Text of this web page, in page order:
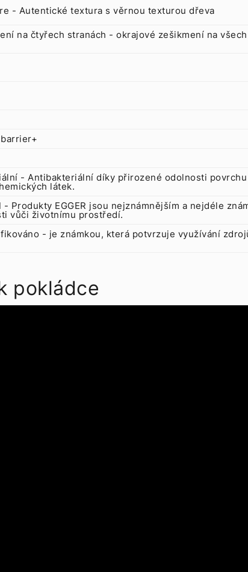
- Autentické textura s věrnou texturou dřeva
na čtyřech stranách - okrajové zešikmení na
- Antibakteriální díky přirozené odolnosti
látek.
- Produkty EGGER jsou nejznámnějším a nejdéle
vůči životnímu prostředí.
- je známkou, která potvrzuje využívání
pokládce